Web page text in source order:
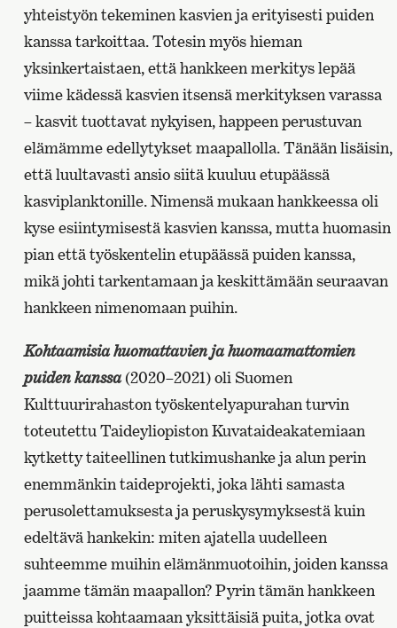
yhteistyön tekeminen kasvien ja erityisesti puiden
kanssa tarkoittaa. Totesin myös hieman
yksinkertaistaen, että hankkeen merkitys lepää
viime kädessä kasvien itsensä merkityksen varassa
– kasvit tuottavat nykyisen, happeen perustuvan
elämämme edellytykset maapallolla. Tänään lisäisin,
että luultavasti ansio siitä kuuluu etupäässä
kasviplanktonille. Nimensä mukaan hankkeessa oli
kyse esiintymisestä kasvien kanssa, mutta huomasin
pian että työskentelin etupäässä puiden kanssa,
mikä johti tarkentamaan ja keskittämään seuraavan
hankkeen nimenomaan puihin.
Kohtaamisia huomattavien ja huomaamattomien
puiden kanssa(2020–2021) oli Suomen
Kulttuurirahaston työskentelyapurahan turvin
toteutettu Taideyliopiston Kuvataideakatemiaan
kytketty taiteellinen tutkimushanke ja alun perin
enemmänkin taideprojekti, joka lähti samasta
perusolettamuksesta ja peruskysymyksestä kuin
edeltävä hankekin: miten ajatella uudelleen
suhteemme muihin elämänmuotoihin, joiden kanssa
jaamme tämän maapallon? Pyrin tämän hankkeen
puitteissa kohtaamaan yksittäisiä puita, jotka ovat